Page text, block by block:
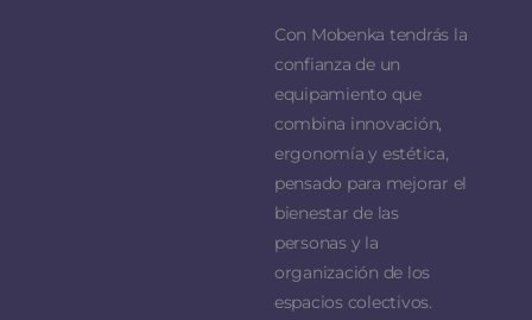
Con Mobenka tendrás la
confianza de un
equipamiento que
combina innovación,
ergonomía y estética,
pensado para mejorar el
bienestar de las
personas y la
organización de los
espacios colectivos.